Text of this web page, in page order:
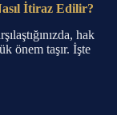
İtiraz Edilir?
hak
önem taşır. İşte